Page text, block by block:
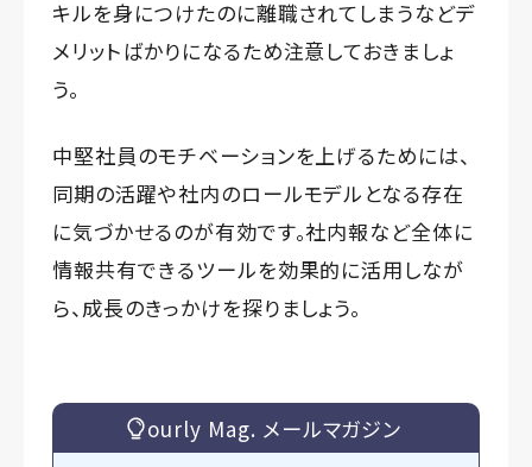
キルを身につけたのに離職されてしまうなどデ
メリットばかりになるため注意しておきましょ
う。
中堅社員のモチベーションを上げるためには、
同期の活躍や社内のロールモデルとなる存在
に気づかせるのが有効です。社内報など全体に
情報共有できるツールを効果的に活用しなが
ら、成長のきっかけを探りましょう。
ourly Mag. メールマガジン